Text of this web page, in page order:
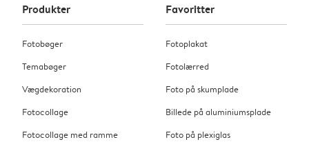
Produkter
Fotobøger
Temabøger
Vægdekoration
Fotocollage
Fotocollage med ramme
Favoritter
Fotoplakat
Fotolærred
Foto på skumplade
Billede på aluminiumsplade
Foto på plexiglas